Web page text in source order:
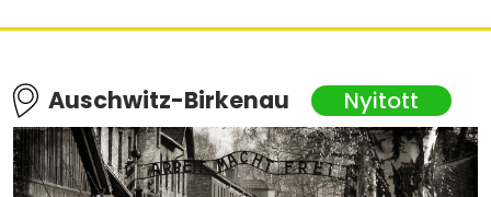
Auschwitz-Birkenau